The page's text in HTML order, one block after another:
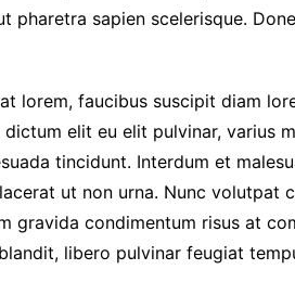
pharetra sapien scelerisque.
lorem, faucibus suscipit diam
elit eu elit pulvinar, varius
tincidunt. Interdum et
ut non urna. Nunc volutpat
gravida condimentum risus at
libero pulvinar feugiat